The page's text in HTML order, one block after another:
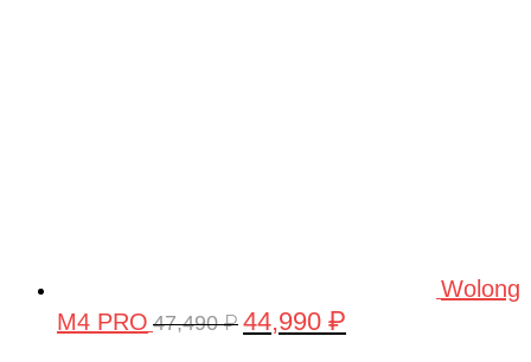
Wolong
M4 PRO 47,490₽ Первоначальная
44,990 ₽